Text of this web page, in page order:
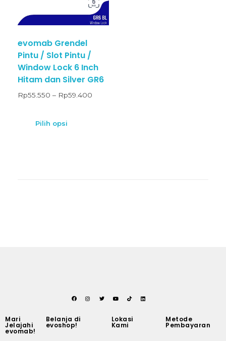
evomab Grendel
Pintu / Slot Pintu /
Window Lock 6 Inch
Hitam dan Silver GR6
Rp55.550 – Rp59.400
Pilih opsi
Mari
Jelajahi
evomab!
Belanja di
evoshop!
Lokasi
Kami
Metode
Pembayaran